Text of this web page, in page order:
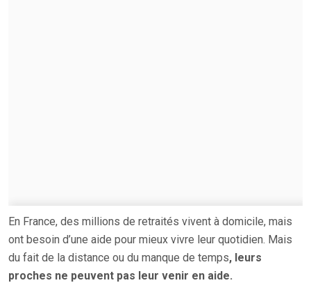
En France, des millions de retraités vivent à domicile, mais
ont besoin d’une aide pour mieux vivre leur quotidien. Mais
du fait de la distance ou du manque de temps, leurs
proches ne peuvent pas leur venir en aide.